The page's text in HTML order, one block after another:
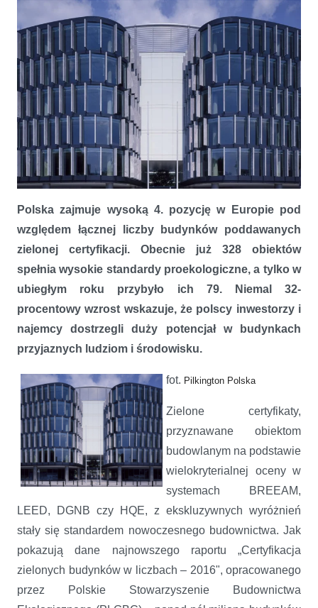
Zielone certyfikaty – standard nowoczesnego budownictwa w Polsce
Polska zajmuje wysoką 4. pozycję w Europie pod
względem łącznej liczby budynków poddawanych
zielonej certyfikacji. Obecnie już 328 obiektów
spełnia wysokie standardy proekologiczne, a tylko w
ubiegłym roku przybyło ich 79. Niemal 32-
procentowy wzrost wskazuje, że polscy inwestorzy i
najemcy dostrzegli duży potencjał w budynkach
przyjaznych ludziom i środowisku.
fot. Pilkington Polska
Zielone certyfikaty,
przyznawane obiektom
budowlanym na podstawie
wielokryterialnej oceny w
systemach BREEAM,
LEED, DGNB czy HQE, z ekskluzywnych wyróżnień
stały się standardem nowoczesnego budownictwa. Jak
pokazują dane najnowszego raportu „Certyfikacja
zielonych budynków w liczbach – 2016", opracowanego
przez Polskie Stowarzyszenie Budownictwa